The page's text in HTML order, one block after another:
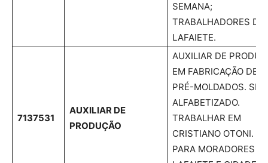
SEMANA;
TRABALHADORES DE
LAFAIETE.
7137531
AUXILIAR DE
PRODUÇÃO
AUXILIAR DE
EM FABRICAÇÃO DE
PRÉ-MOLDADOS. SER
ALFABETIZADO.
TRABALHAR EM
CRISTIANO OTONI.
PARA MORADORES